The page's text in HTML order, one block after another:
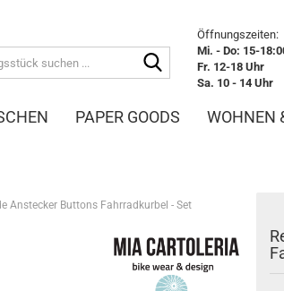
Lieblingsstück
suchen
Öffnungszeiten:
Mi. - Do: 15-
Fr. 12-18 Uhr
Sa. 10 - 14 Uhr
PAPER GOODS WOHNEN
Anstecker Buttons Fahrradkurbel - Set